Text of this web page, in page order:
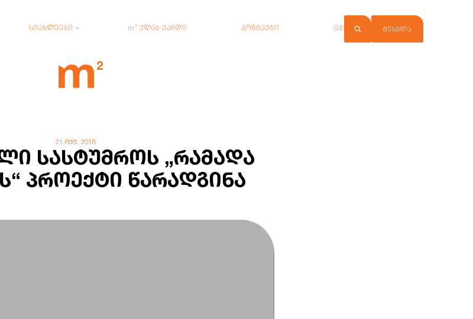
სიახლეები m² ქლაბ ქარდი კონტაქტი GE ᲨᲔᲡᲕᲚᲐ
21 ოქტ, 2018
სასტუმროს „რამადა
პროექტი წარადგინა